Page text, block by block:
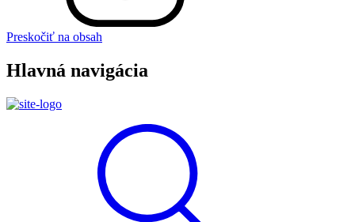
Preskočiť na obsah
Hlavná navigácia